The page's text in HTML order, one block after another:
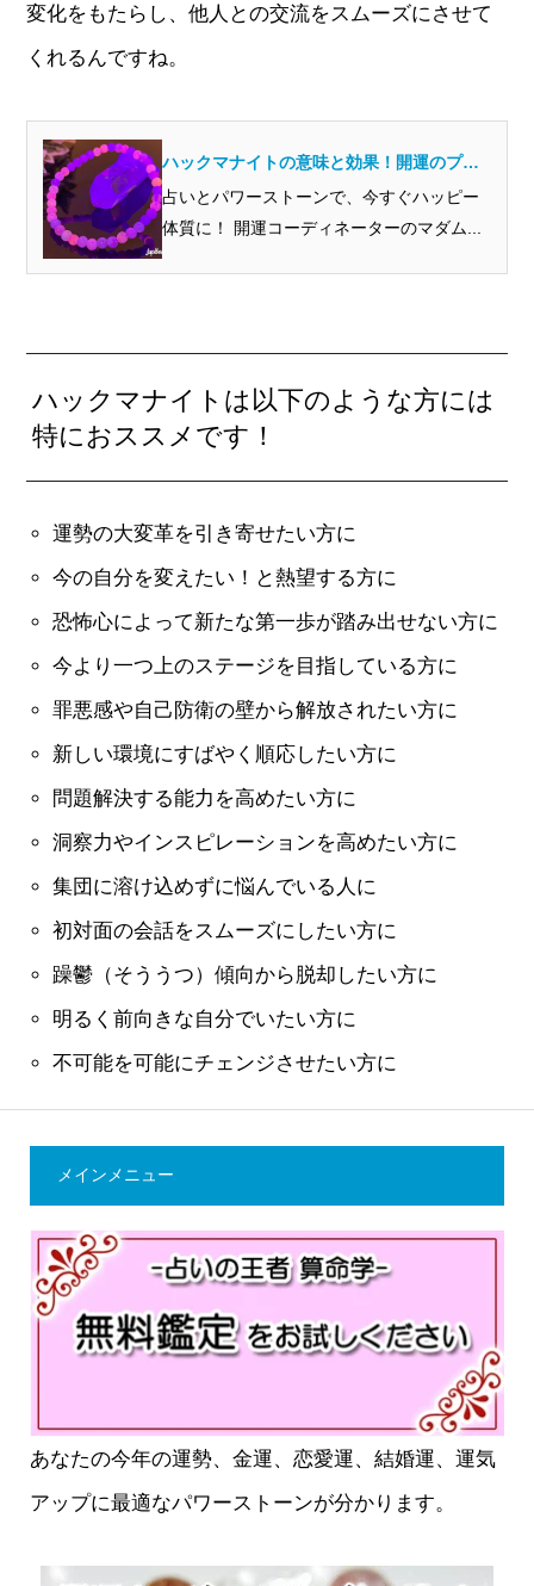
変化をもたらし、他人との交流をスムーズにさせて
くれるんですね。
ハックマナイトの意味と効果！開運のプロ
から見るとどんな石？
占いとパワーストーンで、今すぐハッピー
体質に！ 開運コーディネーターのマダム...
ハックマナイトは以下のような方には
特におススメです！
運勢の大変革を引き寄せたい方に
今の自分を変えたい！と熱望する方に
恐怖心によって新たな第一歩が踏み出せない方に
今より一つ上のステージを目指している方に
罪悪感や自己防衛の壁から解放されたい方に
新しい環境にすばやく順応したい方に
問題解決する能力を高めたい方に
洞察力やインスピレーションを高めたい方に
集団に溶け込めずに悩んでいる人に
初対面の会話をスムーズにしたい方に
躁鬱（そううつ）傾向から脱却したい方に
明るく前向きな自分でいたい方に
不可能を可能にチェンジさせたい方に
メインメニュー
あなたの今年の運勢、金運、恋愛運、結婚運、運気
アップに最適なパワーストーンが分かります。